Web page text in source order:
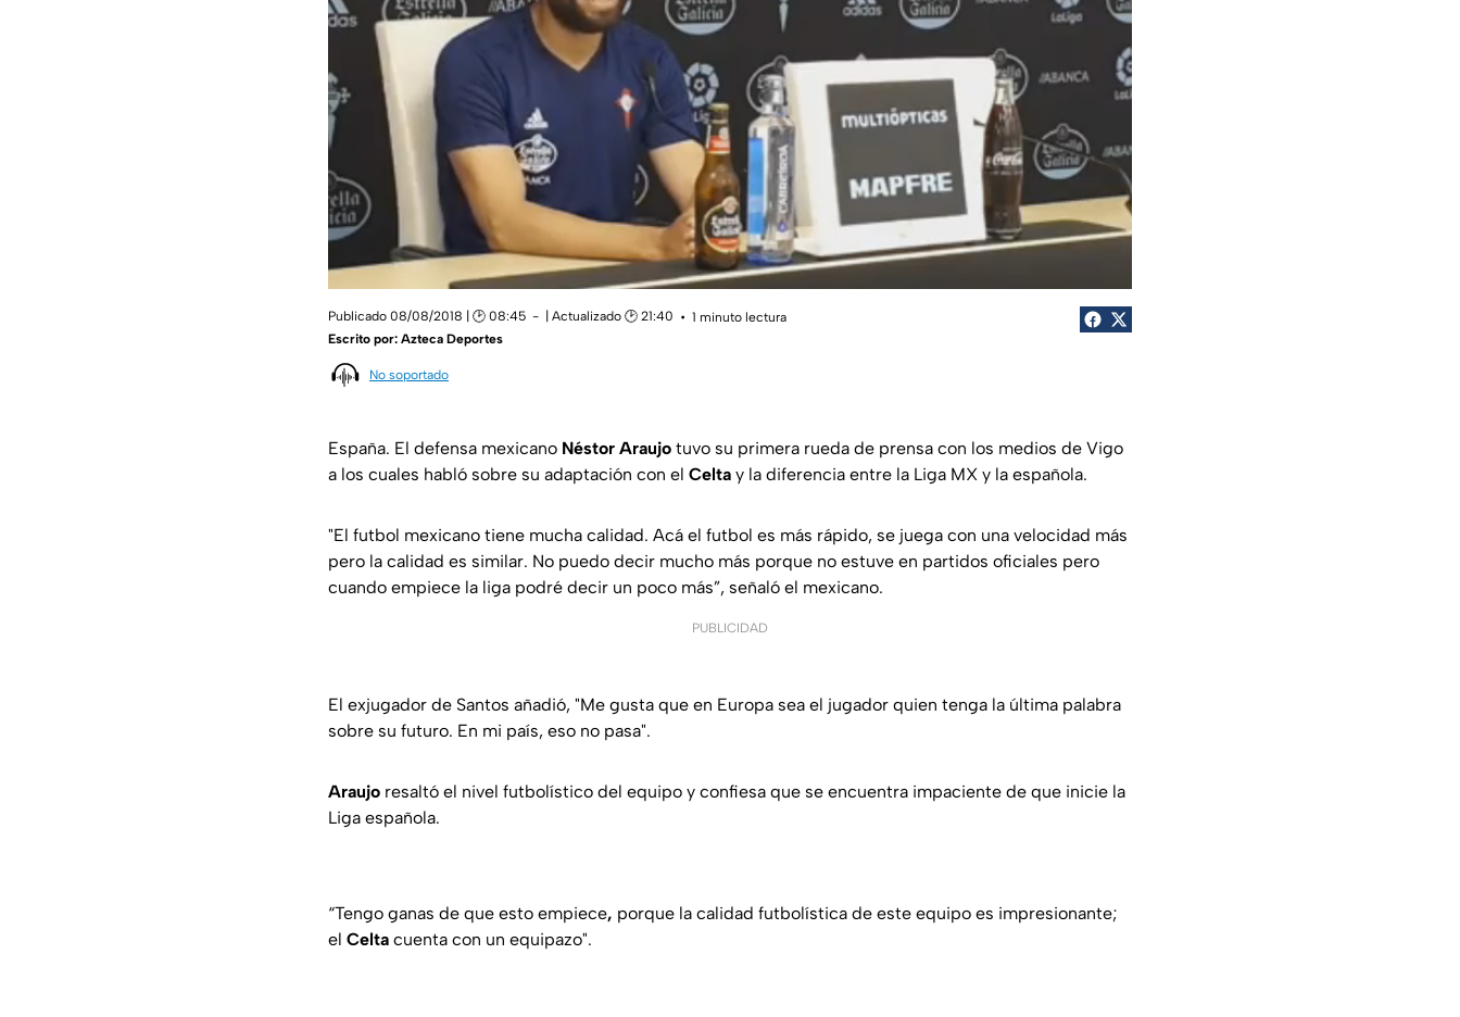
Publicado 08/08/2018 | 🕑 08:45 | Actualizado 🕑 21:40
1 minuto lectura
Escrito por: Azteca Deportes
No soportado
España. El defensa mexicano Néstor Araujo tuvo su primera rueda de prensa con los medios de Vigo
a los cuales habló sobre su adaptación con el Celta y la diferencia entre la Liga MX y la española.
"El futbol mexicano tiene mucha calidad. Acá el futbol es más rápido, se juega con una velocidad más
pero la calidad es similar. No puedo decir mucho más porque no estuve en partidos oficiales pero
cuando empiece la liga podré decir un poco más”, señaló el mexicano.
PUBLICIDAD
El exjugador de Santos añadió, "Me gusta que en Europa sea el jugador quien tenga la última palabra
sobre su futuro. En mi país, eso no pasa".
Araujo resaltó el nivel futbolístico del equipo y confiesa que se encuentra impaciente de que inicie la
Liga española.
“Tengo ganas de que esto empiece, porque la calidad futbolística de este equipo es impresionante;
el Celta cuenta con un equipazo".